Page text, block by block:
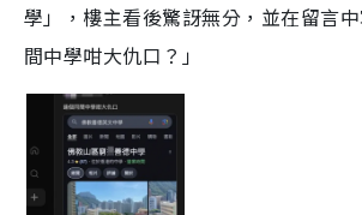
學」，樓主看後驚訝無分，並在留言
間中學咁大仇口？」